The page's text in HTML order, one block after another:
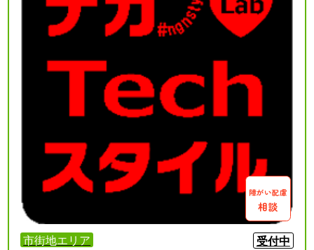
障がい配慮
相談
市街地エリア
受付中